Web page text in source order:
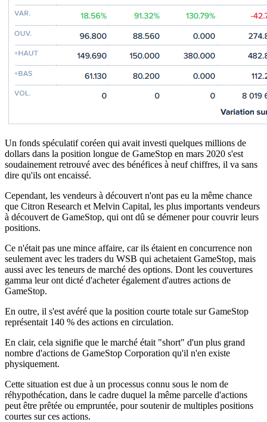
Un fonds spéculatif coréen qui avait investi quelques millions de
dollars dans la position longue de GameStop en mars 2020 s'est
soudainement retrouvé avec des bénéfices à neuf chiffres, il va sans
dire qu'ils ont encaissé.
Cependant, les vendeurs à découvert n'ont pas eu la même chance
que Citron Research et Melvin Capital, les plus importants vendeurs
à découvert de GameStop, qui ont dû se démener pour couvrir leurs
positions.
Ce n'était pas une mince affaire, car ils étaient en concurrence non
seulement avec les traders du WSB qui achetaient GameStop, mais
aussi avec les teneurs de marché des options. Dont les couvertures
gamma leur ont dicté d'acheter également d'autres actions de
GameStop.
En outre, il s'est avéré que la position courte totale sur GameStop
représentait 140 % des actions en circulation.
En clair, cela signifie que le marché était "short" d'un plus grand
nombre d'actions de GameStop Corporation qu'il n'en existe
physiquement.
Cette situation est due à un processus connu sous le nom de
réhypothécation, dans le cadre duquel la même parcelle d'actions
peut être prêtée ou empruntée, pour soutenir de multiples positions
courtes sur ces actions.